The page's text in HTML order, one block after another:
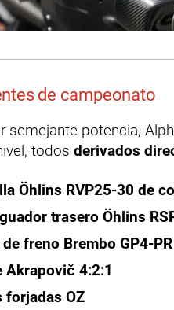
de campeonato
semejante potencia,
todos derivados
Öhlins RVP25-30 de
trasero Öhlins
freno Brembo GP4-PR
Akrapovič 4:2:1
forjadas OZ